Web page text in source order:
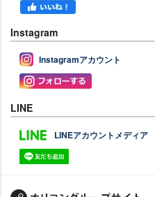
Instagram
Instagramアカウント
LINE
LINEアカウントメディア